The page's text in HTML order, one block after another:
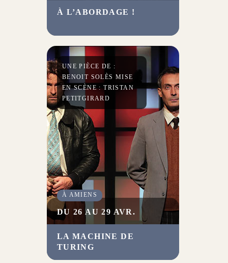
À L’ABORDAGE !
Cette réécriture jubilatoire du
Marivaux rend visibles les
caprices et les exigences du
désir. Éblouissant !
LA MACHINE DE
TURING
UNE PIÈCE DE :
BENOIT SOLÈS MISE
EN SCÈNE : TRISTAN
PETITGIRARD
À AMIENS
DU 26 AU 29 AVR.
Récompensée par quatre
Molières en 2019, la pièce
rend hommage à Alan Turing